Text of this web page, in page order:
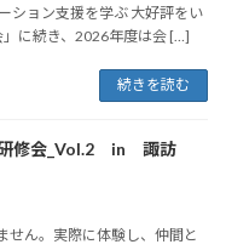
ション支援を学ぶ 大好評をい
に続き、2026年度は会 […]
続きを読む
研修会_Vol.2 in 諏訪
せん。実際に体験し、仲間と